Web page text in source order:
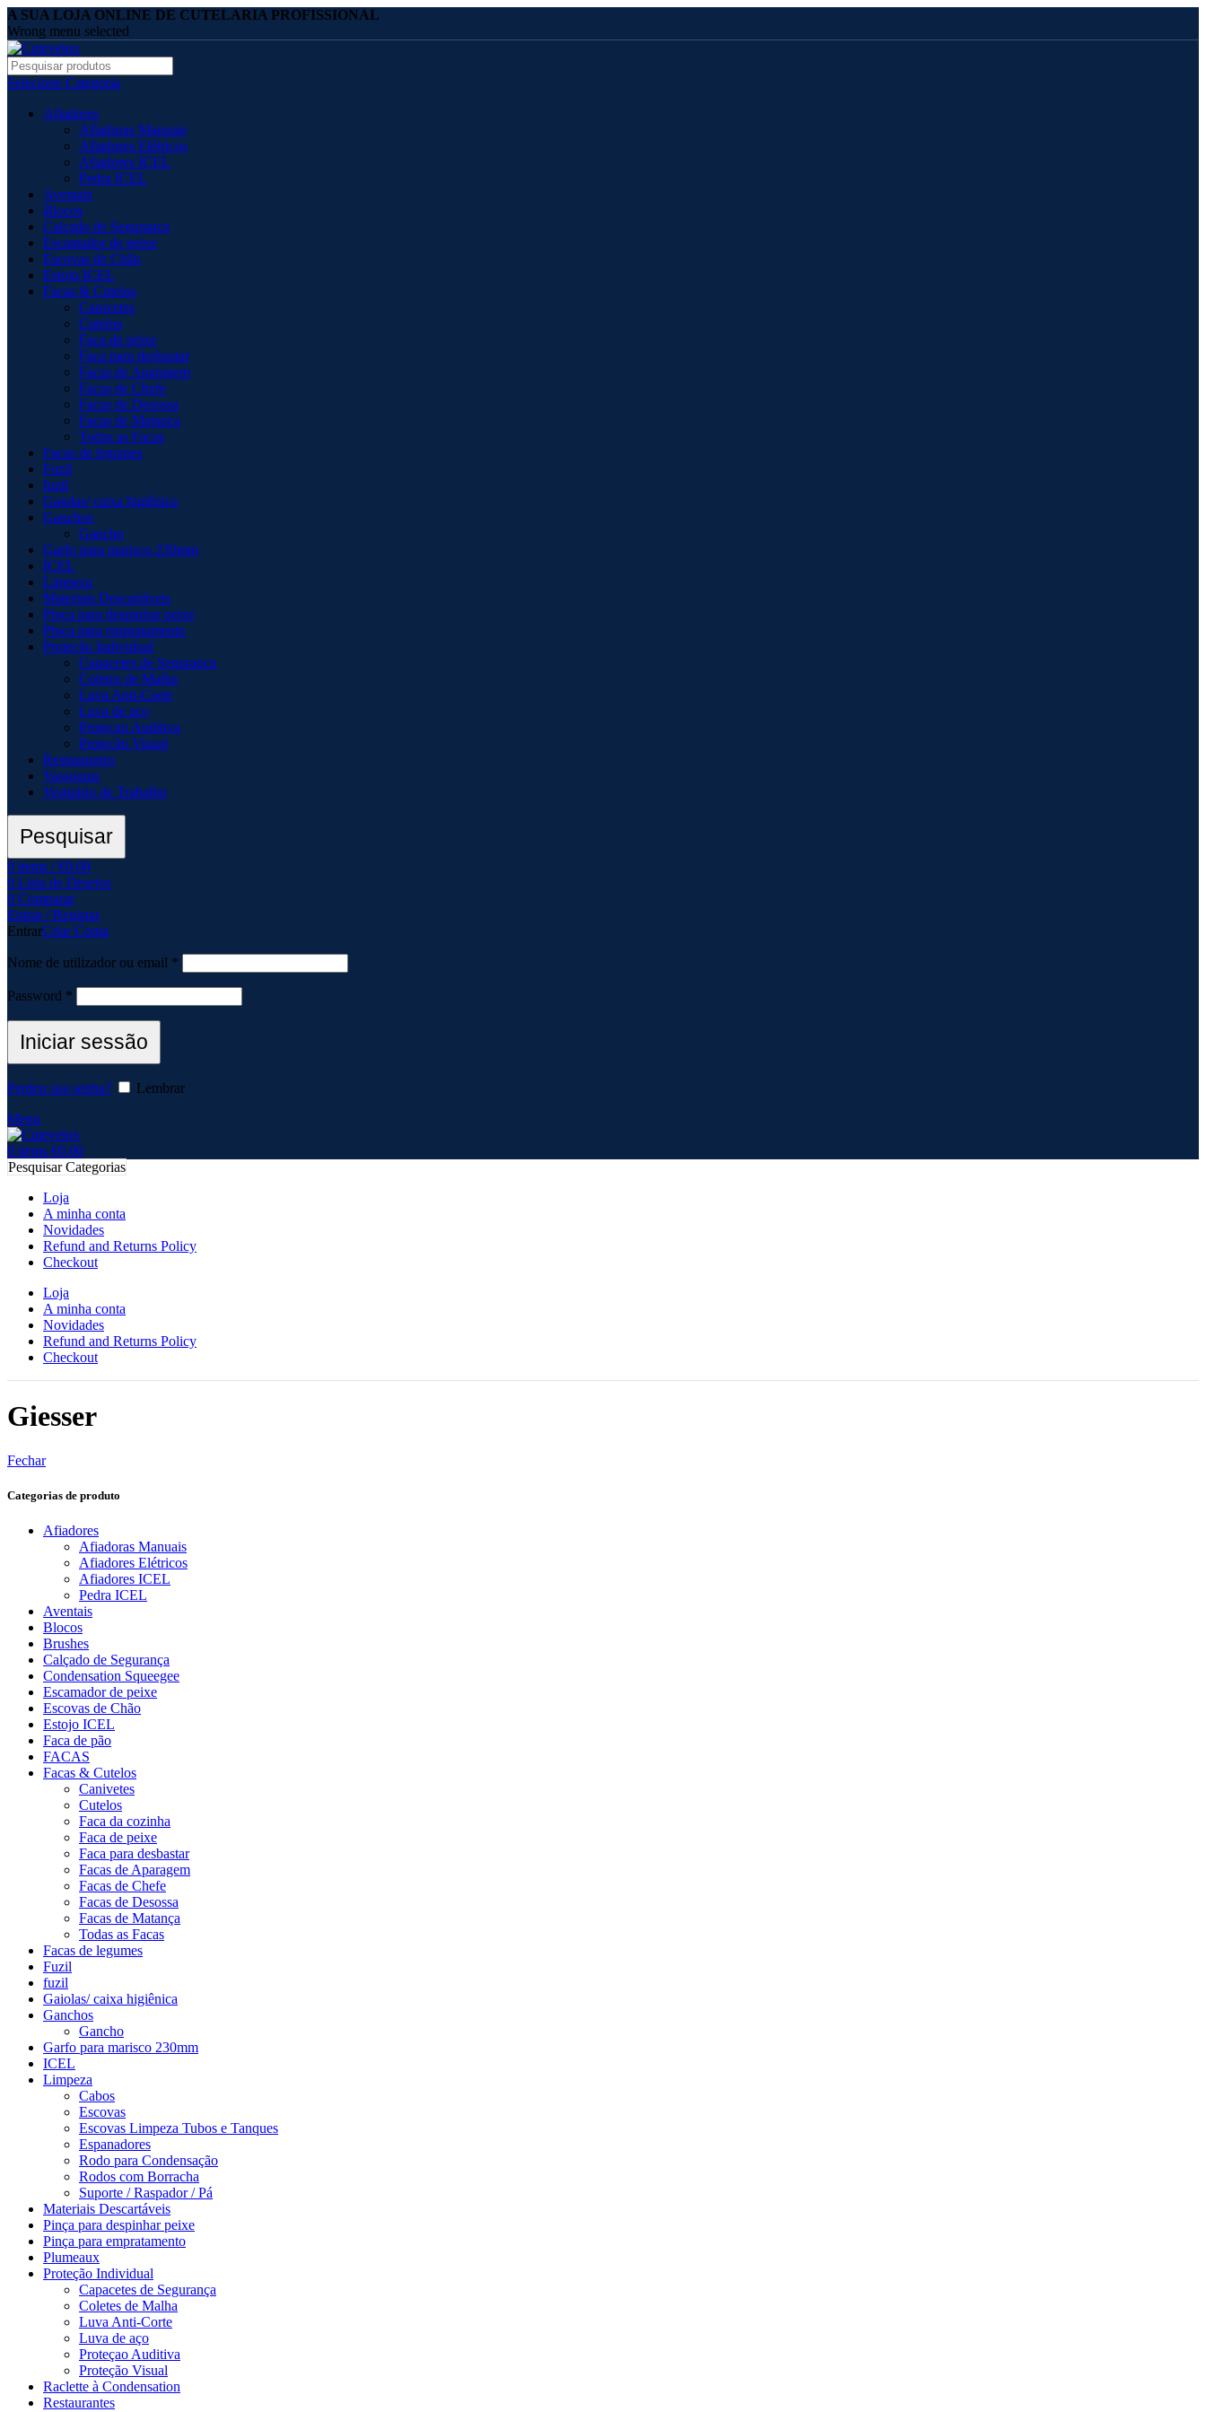
A SUA LOJA ONLINE DE CUTELARIA PROFISSIONAL
Wrong menu selected
Selecione Categoria
Afiadores
Afiadoras Manuais
Afiadores Elétricos
Afiadores ICEL
Pedra ICEL
Aventais
Blocos
Calçado de Segurança
Escamador de peixe
Escovas de Chão
Estojo ICEL
Facas & Cutelos
Canivetes
Cutelos
Faca de peixe
Faca para desbastar
Facas de Aparagem
Facas de Chefe
Facas de Desossa
Facas de Matança
Todas as Facas
Facas de legumes
Fuzil
fuzil
Gaiolas/ caixa higiênica
Ganchos
Gancho
Garfo para marisco 230mm
ICEL
Limpeza
Materiais Descartáveis
Pinça para despinhar peixe
Pinça para empratamento
Proteção Individual
Capacetes de Segurança
Coletes de Malha
Luva Anti-Corte
Luva de aço
Proteçao Auditiva
Proteção Visual
Restaurantes
Vassouras
Vestuário de Trabalho
Pesquisar
0 items / €0.00
0 Lista de Desejos
0 Comparar
Entrar / Registar
EntrarCriar Conta
Nome de utilizador ou email *
Password *
Iniciar sessão
Perdeu sua senha?
Lembrar
Menu
0 items €0.00
Pesquisar Categorias
Loja
A minha conta
Novidades
Refund and Returns Policy
Checkout
Loja
A minha conta
Novidades
Refund and Returns Policy
Checkout
Giesser
Fechar
Categorias de produto
Afiadores
Afiadoras Manuais
Afiadores Elétricos
Afiadores ICEL
Pedra ICEL
Aventais
Blocos
Brushes
Calçado de Segurança
Condensation Squeegee
Escamador de peixe
Escovas de Chão
Estojo ICEL
Faca de pão
FACAS
Facas & Cutelos
Canivetes
Cutelos
Faca da cozinha
Faca de peixe
Faca para desbastar
Facas de Aparagem
Facas de Chefe
Facas de Desossa
Facas de Matança
Todas as Facas
Facas de legumes
Fuzil
fuzil
Gaiolas/ caixa higiênica
Ganchos
Gancho
Garfo para marisco 230mm
ICEL
Limpeza
Cabos
Escovas
Escovas Limpeza Tubos e Tanques
Espanadores
Rodo para Condensação
Rodos com Borracha
Suporte / Raspador / Pá
Materiais Descartáveis
Pinça para despinhar peixe
Pinça para empratamento
Plumeaux
Proteção Individual
Capacetes de Segurança
Coletes de Malha
Luva Anti-Corte
Luva de aço
Proteçao Auditiva
Proteção Visual
Raclette à Condensation
Restaurantes